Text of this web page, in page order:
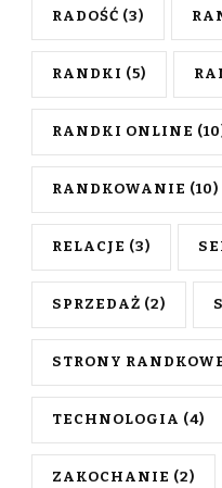
RADOŚĆ (3)
RANDKI (5)
RANDKI ONLINE
RANDKOWANIE (10)
RELACJE (3)
SPRZEDAŻ (2)
STRONY
TECHNOLOGIA (4)
ZAKOCHANIE (2)